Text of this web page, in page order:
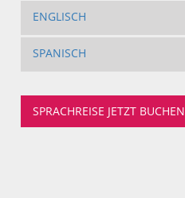
ENGLISCH
SPANISCH
SPRACHREISE JETZT BUCHEN